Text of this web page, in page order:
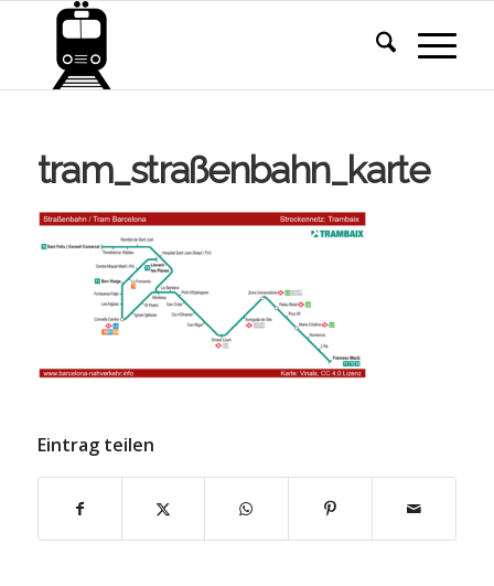
tram_straßenbahn_karte
Eintrag teilen